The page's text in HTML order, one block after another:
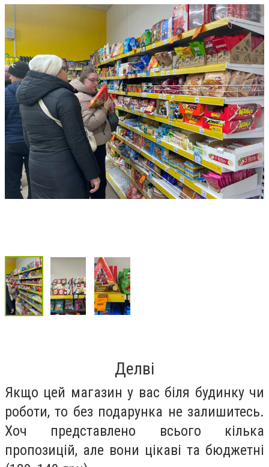
Делві
Якщо цей магазин у вас біля будинку чи
роботи, то без подарунка не залишитесь.
Хоч представлено всього кілька
пропозицій, але вони цікаві та бюджетні